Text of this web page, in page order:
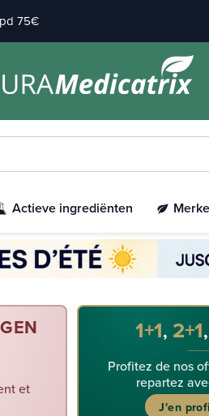
75€
Actieve ingrediënten
et
1+1, 2+1
Profitez de nos
repartez
J'en